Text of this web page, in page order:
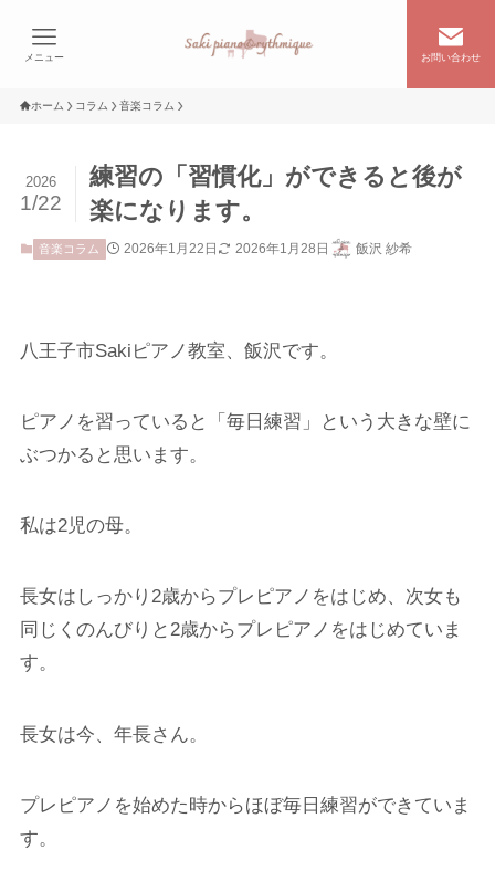
お問い合わせ
メニュー
ホーム コラム 音楽コラム
練習の「習慣化」ができると後が
楽になります。
2026
1/22
音楽コラム 2026年1月22日 2026年1月28日 飯沢 紗希
八王子市Sakiピアノ教室、飯沢です。
ピアノを習っていると「毎日練習」という大きな壁に
ぶつかると思います。
私は2児の母。
長女はしっかり2歳からプレピアノをはじめ、次女も
同じくのんびりと2歳からプレピアノをはじめていま
す。
長女は今、年長さん。
プレピアノを始めた時からほぼ毎日練習ができていま
す。